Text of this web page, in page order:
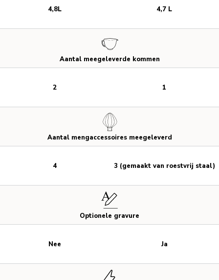
Aantal meegeleverde kommen
Aantal mengaccessoires meegeleverd
Optionele gravure
4,8L
2
4
Nee
4,7 L
1
3 (gemaakt van roestvrij staal)
Ja